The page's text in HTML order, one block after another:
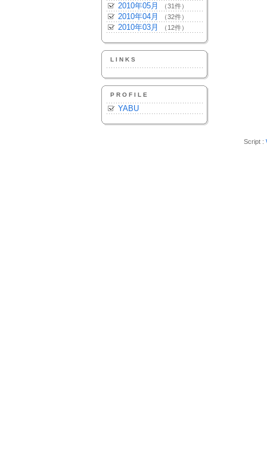
2010年05月 （31件）
2010年04月 （32件）
2010年03月 （12件）
LINKS
PROFILE
YABU
Script :